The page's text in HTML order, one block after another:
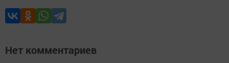
Нет комментариев